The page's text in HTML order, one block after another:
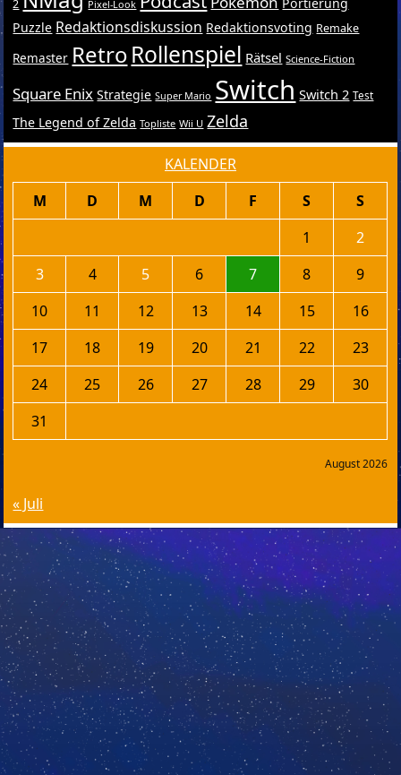
2 Pixel-Look
Puzzle Redaktionsdiskussion Redaktionsvoting Remake
Remaster RetroRollenspiel Rätsel Science-Fiction
Square Enix Strategie Super Mario Switch Switch 2 Test
The Legend of Zelda Topliste Wii U Zelda
KALENDER
August 2026
M D M D F S
S
1
2
3
4 5 6 7 8
9
10
11 12 13 14 15
16
17
18 19 20 21 22
23
24
25 26 27 28 29
30
31
« Juli